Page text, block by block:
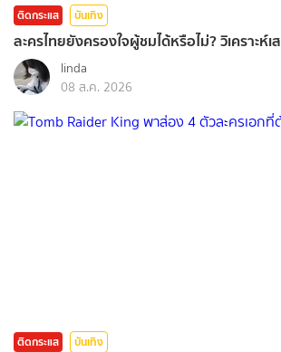
ติดกระแส บันเทิง
ละครไทยยังครองใจผู้ชมได้หรือไม่? วิเคราะห์
linda
08 ส.ค. 2026
ติดกระแส บันเทิง